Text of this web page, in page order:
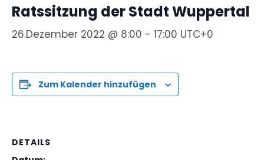
Ratssitzung der Stadt Wuppertal
26.Dezember 2022 @ 8:00 - 17:00 UTC+0
Zum Kalender hinzufügen
DETAILS